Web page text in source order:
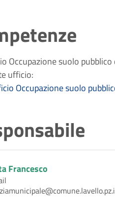
Occupazione suolo
ufficio:
Occupazione suolo
Francesco